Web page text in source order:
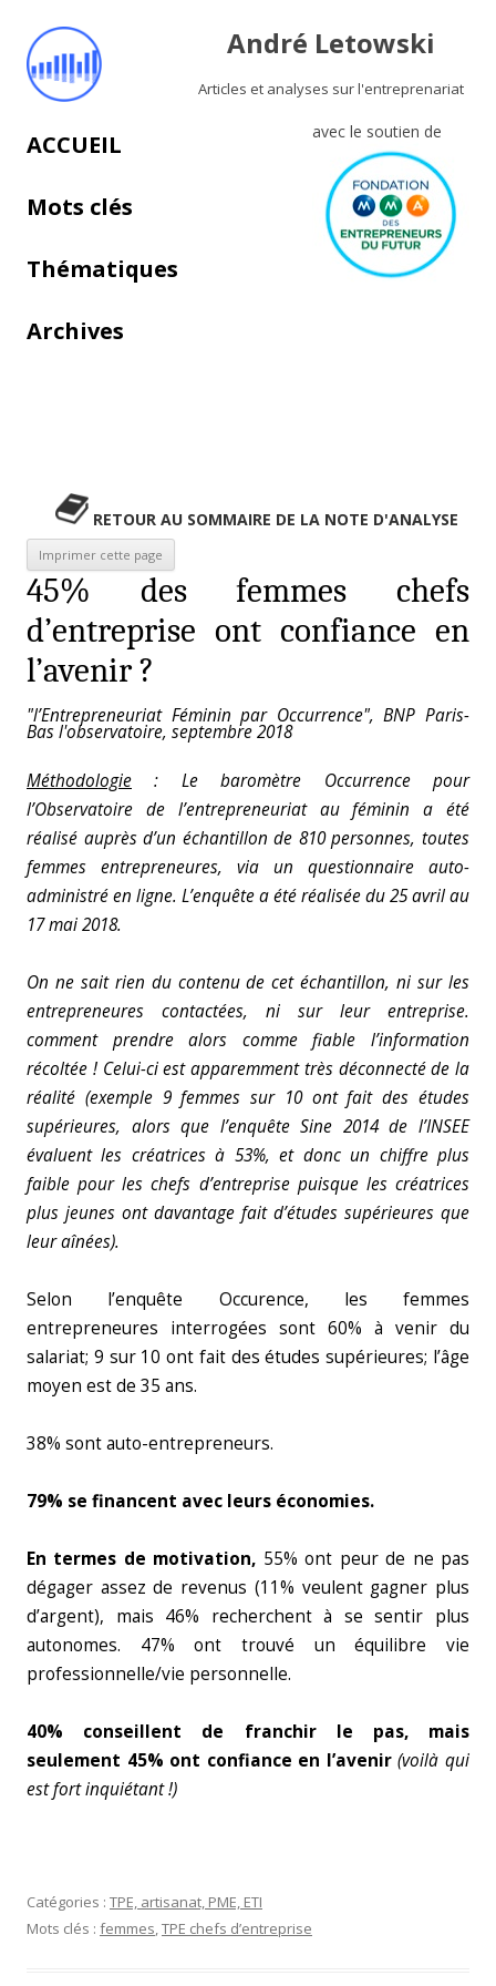
André Letowski
Articles et analyses sur l'entreprenariat
avec le soutien de
Aller au contenu principal
ACCUEIL
Mots clés
Thématiques
Archives
RETOUR AU SOMMAIRE DE LA NOTE D'ANALYSE
45% des femmes chefs
d’entreprise ont confiance en
l’avenir ?
"l’Entrepreneuriat Féminin par Occurrence", BNP Paris-
Bas l'observatoire, septembre 2018
Méthodologie : Le baromètre Occurrence pour
l’Observatoire de l’entrepreneuriat au féminin a été
réalisé auprès d’un échantillon de 810 personnes, toutes
femmes entrepreneures, via un questionnaire auto-
administré en ligne. L’enquête a été réalisée du 25 avril au
17 mai 2018.
On ne sait rien du contenu de cet échantillon, ni sur les
entrepreneures contactées, ni sur leur entreprise.
comment prendre alors comme fiable l’information
récoltée ! Celui-ci est apparemment très déconnecté de la
réalité (exemple 9 femmes sur 10 ont fait des études
supérieures, alors que l’enquête Sine 2014 de l’INSEE
évaluent les créatrices à 53%, et donc un chiffre plus
faible pour les chefs d’entreprise puisque les créatrices
plus jeunes ont davantage fait d’études supérieures que
leur aînées).
Selon l’enquête Occurence, les femmes
entrepreneures interrogées sont 60% à venir du
salariat; 9 sur 10 ont fait des études supérieures; l’âge
moyen est de 35 ans.
38% sont auto-entrepreneurs.
79% se financent avec leurs économies.
En termes de motivation, 55% ont peur de ne pas
dégager assez de revenus (11% veulent gagner plus
d’argent), mais 46% recherchent à se sentir plus
autonomes. 47% ont trouvé un équilibre vie
professionnelle/vie personnelle.
40% conseillent de franchir le pas, mais
seulement 45% ont confiance en l’avenir(voilà qui
est fort inquiétant !)
Catégories : TPE, artisanat, PME, ETI
Mots clés : femmes,TPE chefs d’entreprise